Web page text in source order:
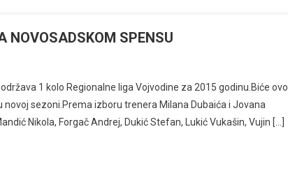
NOVOSADSKOM SPENSU
1 kolo Regionalne liga Vojvodine za 2015 godinu.Biće ovo
sezoni.Prema izboru trenera Milana Dubaića i Jovana
Nikola, Forgač Andrej, Dukić Stefan, Lukić Vukašin, Vujin […]